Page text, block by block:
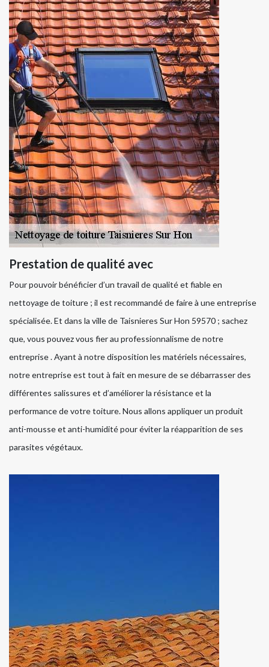
Prestation de qualité avec
Pour pouvoir bénéficier d’un travail de qualité et fiable en
nettoyage de toiture ; il est recommandé de faire à une entreprise
spécialisée. Et dans la ville de Taisnieres Sur Hon 59570 ; sachez
que, vous pouvez vous fier au professionnalisme de notre
entreprise . Ayant à notre disposition les matériels nécessaires,
notre entreprise est tout à fait en mesure de se débarrasser des
différentes salissures et d’améliorer la résistance et la
performance de votre toiture. Nous allons appliquer un produit
anti-mousse et anti-humidité pour éviter la réapparition de ses
parasites végétaux.